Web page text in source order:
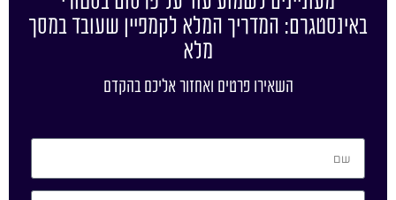
באינסטגרם: המדריך המלא לקמפיין שעובד במסך
מלא
השאירו פרטים ואחזור אליכם בהקדם